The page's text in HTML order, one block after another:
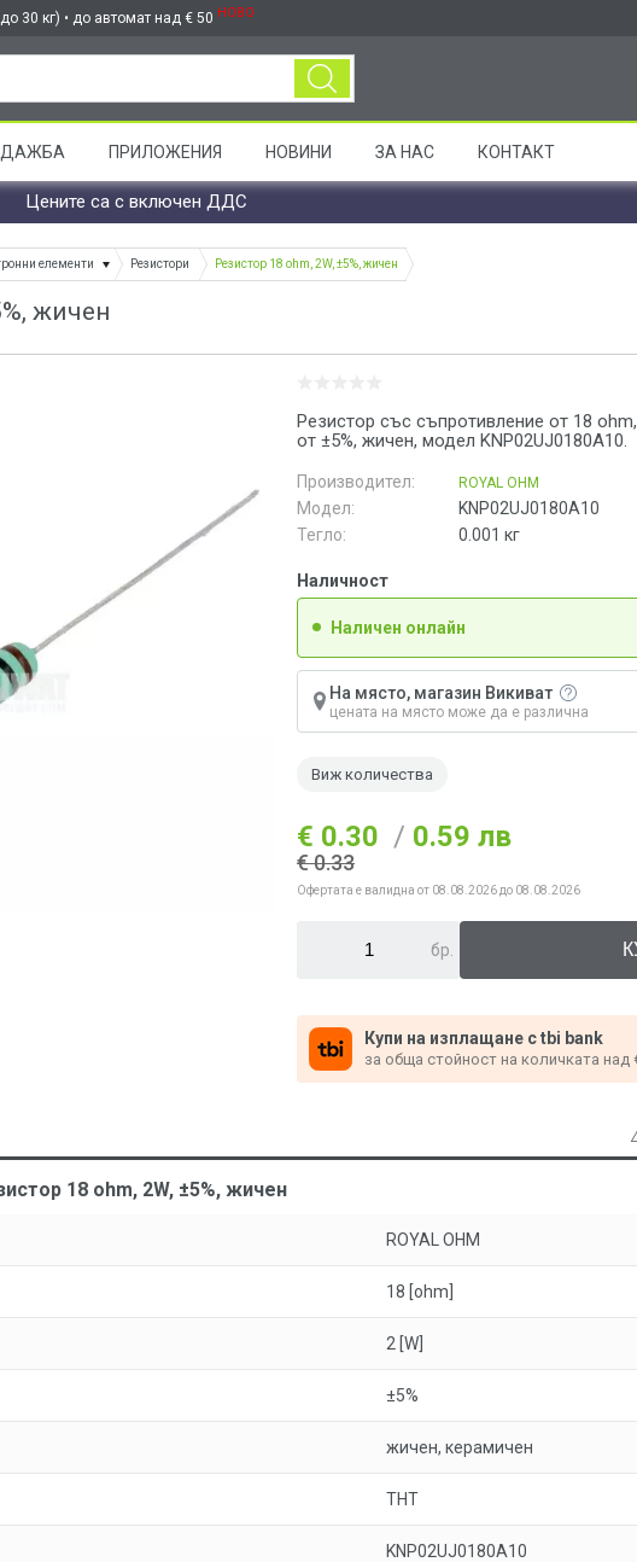
30 кг) • до автомат над € 50 НОВО
ПРИЛОЖЕНИЯ НОВИНИ ЗА НАС КОНТАКТ
Цените са с включен ДДС
елементи Резистори Резистор 18 ohm, 2W, ±5%, жичен
жичен
Резистор със съпротивление от 18
от ±5%, жичен, модел KNP02UJ0180A10.
Производител: ROYAL OHM
Модел:
KNP02UJ0180A10
Тегло:
0.001 кг
Наличност
Наличен онлайн
На място, магазин Викиват
цената на място може да е различна
Виж количества
€ 0.30 / 0.59 лв
€ 0.33
Офертата е валидна от 08.08.2026 до 08.08.2026
бр.
Купи на изплащане с tbi bank
за обща стойност на количката над
18 ohm, 2W, ±5%, жичен
ROYAL OHM
18 [ohm]
2 [W]
±5%
жичен, керамичен
THT
KNP02UJ0180A10